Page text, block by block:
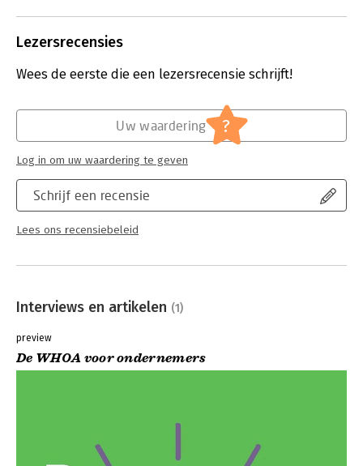
omslag prijkt en geen titels waar de
woorden schulden of saneren op
echter een gevalletje ‘eigen schuld,
Lezersrecensies
Wees de eerste die een lezersrecensie schrijft!
Schrijf een recensie
Lees ons recensiebeleid
Uw waardering ?
Log in om uw waardering te geven
Interviews en artikelen (1)
preview
De WHOA voor ondernemers